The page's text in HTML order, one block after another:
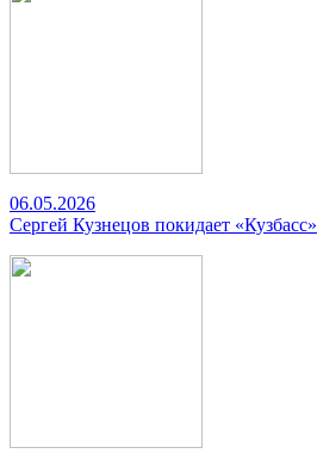
06.05.2026
Сергей Кузнецов покидает «Кузбасс»